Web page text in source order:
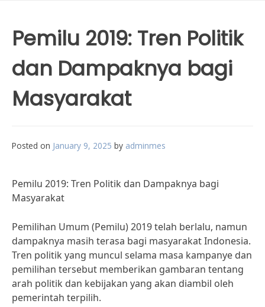
Pemilu 2019: Tren Politik
dan Dampaknya bagi
Masyarakat
Posted on January 9, 2025 by adminmes
Pemilu 2019: Tren Politik dan Dampaknya bagi
Masyarakat
Pemilihan Umum (Pemilu) 2019 telah berlalu, namun
dampaknya masih terasa bagi masyarakat Indonesia.
Tren politik yang muncul selama masa kampanye dan
pemilihan tersebut memberikan gambaran tentang
arah politik dan kebijakan yang akan diambil oleh
pemerintah terpilih.